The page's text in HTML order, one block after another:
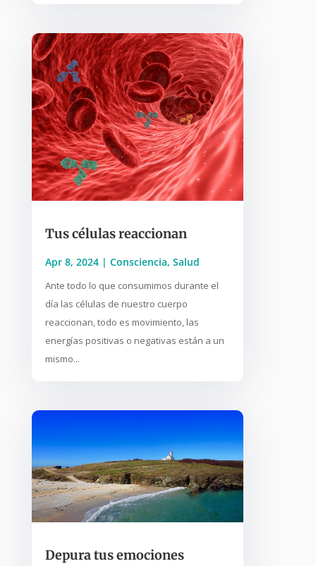
Tus células reaccionan
Apr 8, 2024| Consciencia, Salud
Ante todo lo que consumimos durante el
día las células de nuestro cuerpo
reaccionan, todo es movimiento, las
energías positivas o negativas están a un
mismo...
Depura tus emociones